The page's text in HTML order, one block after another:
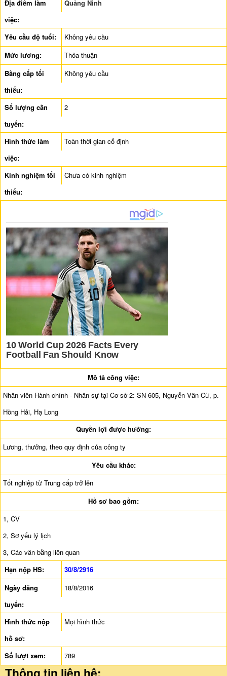
Địa điểm làm
việc:
Quảng Ninh
Yêu cầu độ tuổi:
Không yêu cầu
Mức lương:
Thỏa thuận
Bằng cấp tối
thiểu:
Không yêu cầu
Số lượng cần
tuyển:
2
Hình thức làm
việc:
Toàn thời gian cố định
Kinh nghiệm tối
thiểu:
Chưa có kinh nghiệm
Mô tả công việc:
Nhân viên Hành chính - Nhân sự tại Cơ sở 2: SN 605, Nguyễn Văn Cừ, p.
Hồng Hải, Hạ Long
Quyền lợi được hưởng:
Lương, thưởng, theo quy định của công ty
Yêu cầu khác:
Tốt nghiệp từ Trung cấp trở lên
Hồ sơ bao gồm:
1, CV
2, Sơ yếu lý lịch
3, Các văn bằng liên quan
Hạn nộp HS:
30/8/2916
Ngày đăng
tuyển:
18/8/2016
Hình thức nộp
hồ sơ:
Mọi hình thức
Số lượt xem: 789